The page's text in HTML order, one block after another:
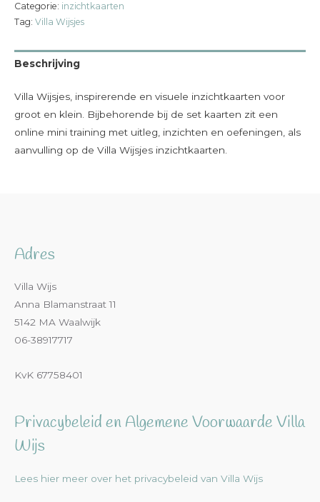
Categorie: inzichtkaarten
Tag: Villa Wijsjes
Beschrijving
Villa Wijsjes, inspirerende en visuele inzichtkaarten voor
groot en klein. Bijbehorende bij de set kaarten zit een
online mini training met uitleg, inzichten en oefeningen, als
aanvulling op de Villa Wijsjes inzichtkaarten.
Adres
Villa Wijs
Anna Blamanstraat 11
5142 MA Waalwijk
06-38917717
KvK 67758401
Privacybeleid en Algemene Voorwaarde Villa
Wijs
Lees hier meer over het privacybeleid van Villa Wijs